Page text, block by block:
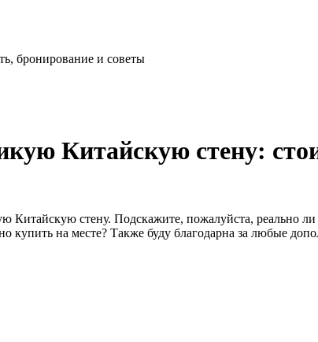
бронирование и советы
Китайскую стену:
стену. Подскажите, пожалуйста, реально ли
на месте? Также буду благодарна за любые